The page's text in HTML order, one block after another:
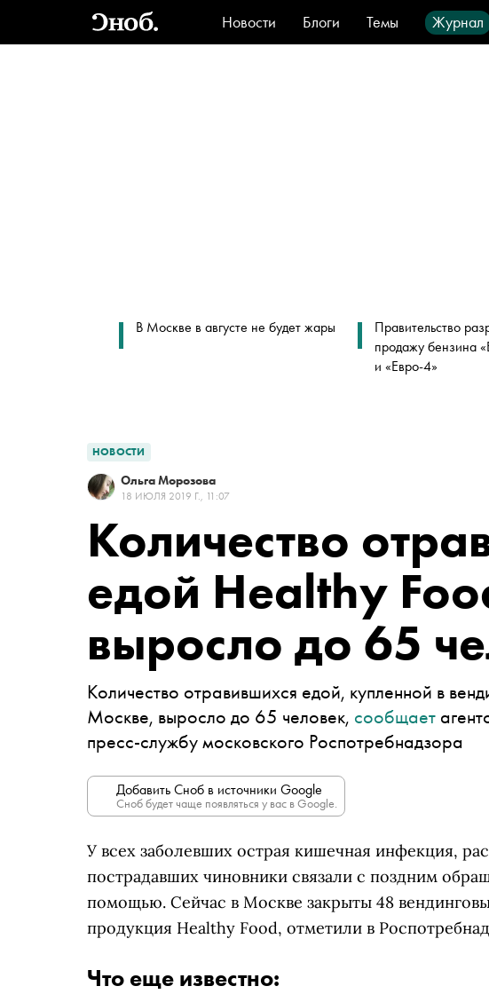
Новости Блоги Темы Журнал
Стиль
Видео Город
В Москве в августе не будет жары
Правительство
продажу бензина
и «Евро-4»
НОВОСТИ
Ольга Морозова
18 ИЮЛЯ 2019 Г., 11:07
Количество
едой Healthy
выросло до 65
Количество отравившихся едой, купленной в
Москве, выросло до 65 человек, сообщает
пресс-службу московского Роспотребнадзора
Добавить Сноб в источники Google
Сноб будет чаще появляться у вас в Google.
У всех заболевших острая кишечная инфекция,
пострадавших чиновники связали с поздним
помощью. Сейчас в Москве закрыты 48
продукция Healthy Food, отметили в
Что еще известно: